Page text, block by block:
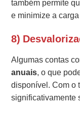
também permite
e minimize a
8)
Algumas contas
anuais, o que
disponível. Com o
significativamente